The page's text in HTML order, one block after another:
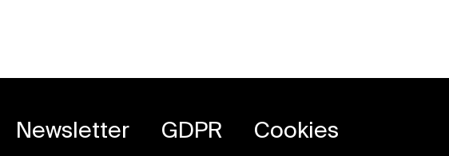
Newsletter GDPR Cookies